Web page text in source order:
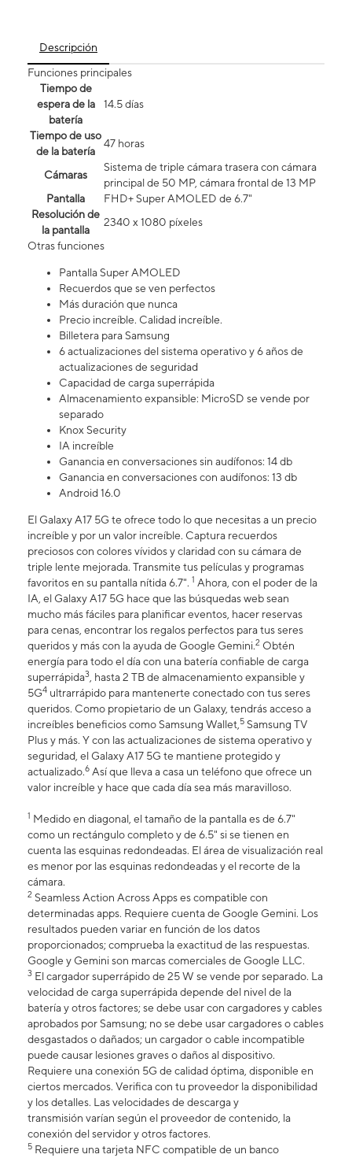
Descripción
Funciones principales
Tiempo de
espera de la
batería
14.5 días
Tiempo de uso
de la batería
47 horas
Cámaras
Sistema de triple cámara trasera con cámara
principal de 50 MP, cámara frontal de 13 MP
Pantalla
FHD+ Super AMOLED de 6.7"
Resolución de
la pantalla
2340 x 1080 píxeles
Otras funciones
Pantalla Super AMOLED
Recuerdos que se ven perfectos
Más duración que nunca
Precio increíble. Calidad increíble.
Billetera para Samsung
6 actualizaciones del sistema operativo y 6 años de
actualizaciones de seguridad
Capacidad de carga superrápida
Almacenamiento expansible: MicroSD se vende por
separado
Knox Security
IA increíble
Ganancia en conversaciones sin audífonos: 14 db
Ganancia en conversaciones con audífonos: 13 db
Android 16.0
El Galaxy A17 5G te ofrece todo lo que necesitas a un precio
increíble y por un valor increíble. Captura recuerdos
preciosos con colores vívidos y claridad con su cámara de
triple lente mejorada. Transmite tus películas y programas
favoritos en su pantalla nítida 6.7". 1 Ahora, con el poder de la
IA, el Galaxy A17 5G hace que las búsquedas web sean
mucho más fáciles para planificar eventos, hacer reservas
para cenas, encontrar los regalos perfectos para tus seres
queridos y más con la ayuda de Google Gemini.2 Obtén
energía para todo el día con una batería confiable de carga
superrápida3, hasta 2 TB de almacenamiento expansible y
5G4 ultrarrápido para mantenerte conectado con tus seres
queridos. Como propietario de un Galaxy, tendrás acceso a
increíbles beneficios como Samsung Wallet,5 Samsung TV
Plus y más. Y con las actualizaciones de sistema operativo y
seguridad, el Galaxy A17 5G te mantiene protegido y
actualizado.6 Así que lleva a casa un teléfono que ofrece un
valor increíble y hace que cada día sea más maravilloso.
1 Medido en diagonal, el tamaño de la pantalla es de 6.7"
como un rectángulo completo y de 6.5" si se tienen en
cuenta las esquinas redondeadas. El área de visualización real
es menor por las esquinas redondeadas y el recorte de la
cámara.
2 Seamless Action Across Apps es compatible con
determinadas apps. Requiere cuenta de Google Gemini. Los
resultados pueden variar en función de los datos
proporcionados; comprueba la exactitud de las respuestas.
Google y Gemini son marcas comerciales de Google LLC.
3 El cargador superrápido de 25 W se vende por separado. La
velocidad de carga superrápida depende del nivel de la
batería y otros factores; se debe usar con cargadores y cables
aprobados por Samsung; no se debe usar cargadores o cables
desgastados o dañados; un cargador o cable incompatible
puede causar lesiones graves o daños al dispositivo.
Requiere una conexión 5G de calidad óptima, disponible en
ciertos mercados. Verifica con tu proveedor la disponibilidad
y los detalles. Las velocidades de descarga y
transmisión varían según el proveedor de contenido, la
conexión del servidor y otros factores.
5 Requiere una tarjeta NFC compatible de un banco